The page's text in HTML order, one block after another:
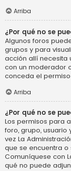
Arriba
¿Por qué no se
Algunos foros
grupos y para
acción allí necesita
con un moderador
conceda el
Arriba
¿Por qué no se
Los permisos para
foro, grupo, usuario
vez La
que se encuentra
Comuníquese con
qué no puede